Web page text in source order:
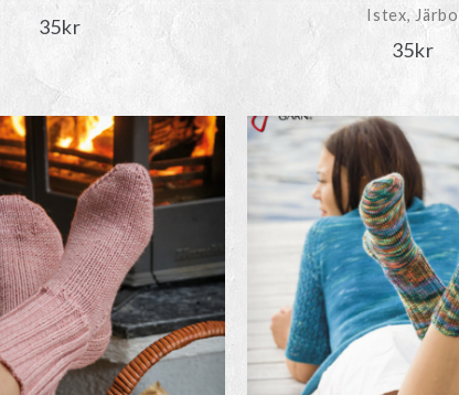
35kr
Istex, Järbo
35kr